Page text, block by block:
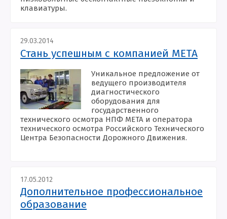
клавиатуры.
29.03.2014
Стань успешным с компанией МЕТА
Уникальное предложение от
ведущего производителя
диагностического
оборудования для
государственного
технического осмотра НПФ МЕТА и оператора
технического осмотра Российского Технического
Центра Безопасности Дорожного Движения.
17.05.2012
Дополнительное профессиональное
образование